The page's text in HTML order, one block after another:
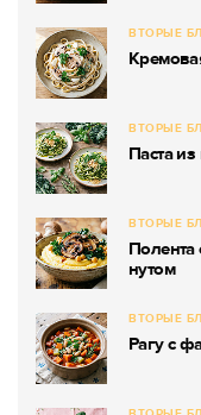
ВТОРЫЕ
ВТОРЫЕ
Паста
ВТОРЫЕ
Полента
нутом
ВТОРЫЕ
Рагу с